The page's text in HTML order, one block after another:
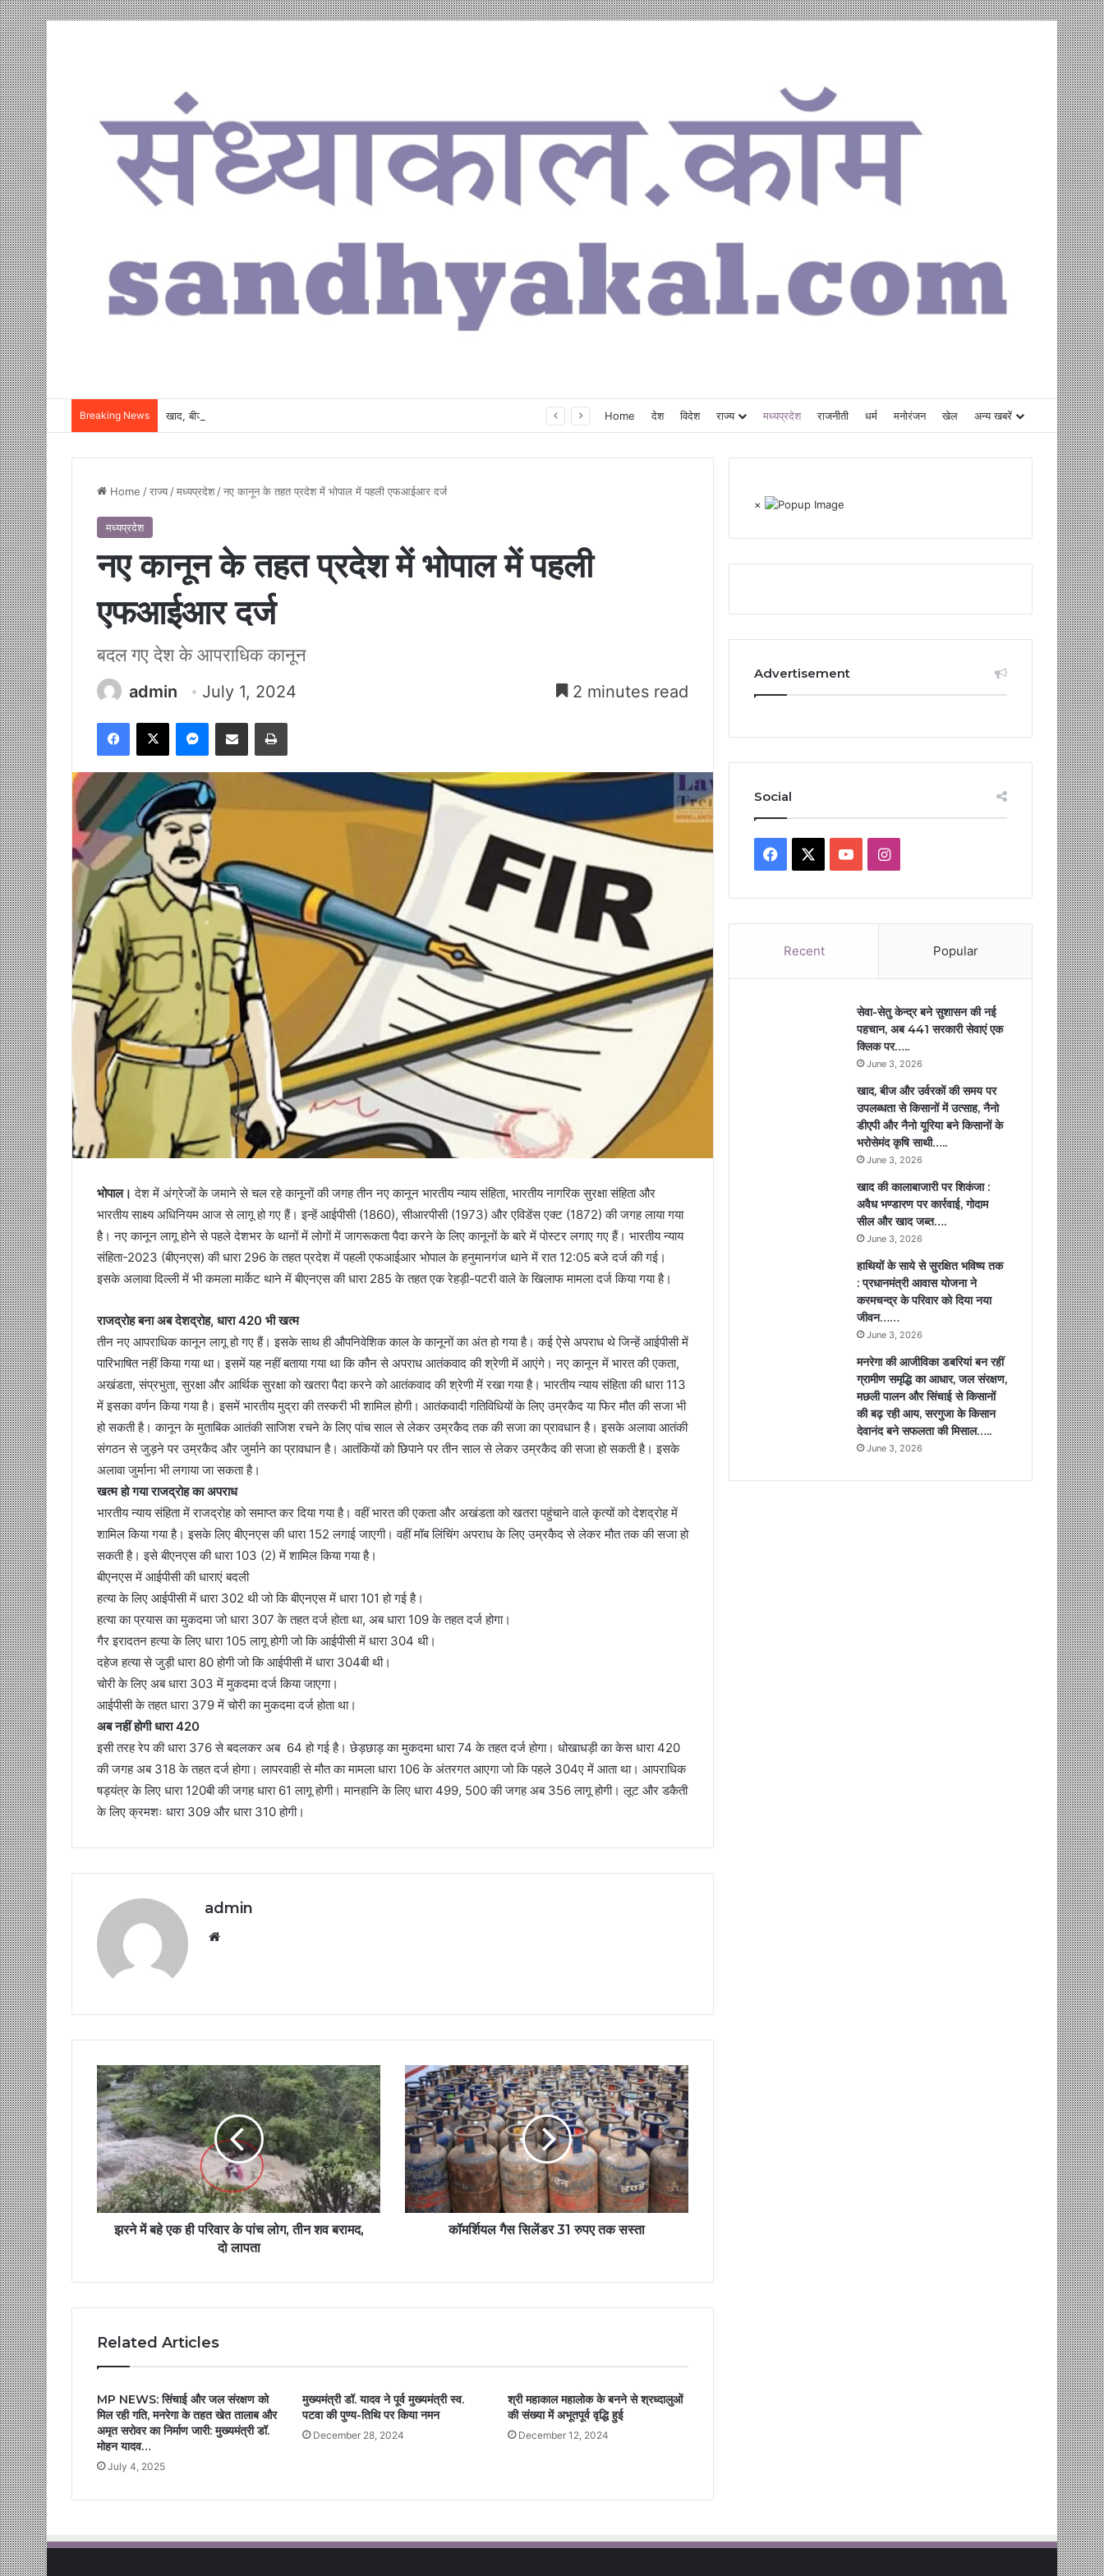
Breaking News Home देश विदेश राज्य मध्यप्रदेश राजनीती धर्म मनोरंजन खेल अन्य खबरें
Home /राज्य /मध्यप्रदेश /नए कानून के तहत प्रदेश में भोपाल में पहली एफआईआर दर्ज
मध्यप्रदेश
नए कानून के तहत प्रदेश में भोपाल में पहली
एफआईआर दर्ज
बदल गए देश के आपराधिक कानून
admin July 1, 2024 2 minutes read
Facebook
X Messenger
Share via Email Print
भोपाल। देश में अंग्रेजों के जमाने से चल रहे कानूनों की जगह तीन नए कानून भारतीय न्याय संहिता, भारतीय नागरिक सुरक्षा संहिता और
भारतीय साक्ष्य अधिनियम आज से लागू हो गए हैं। इन्हें आईपीसी (1860), सीआरपीसी (1973) और एविडेंस एक्ट (1872) की जगह लाया गया
है। नए कानून लागू होने से पहले देशभर के थानों में लोगों में जागरूकता पैदा करने के लिए कानूनों के बारे में पोस्टर लगाए गए हैं। भारतीय न्याय
संहिता-2023 (बीएनएस) की धारा 296 के तहत प्रदेश में पहली एफआईआर भोपाल के हनुमानगंज थाने में रात 12:05 बजे दर्ज की गई।
इसके अलावा दिल्ली में भी कमला मार्केट थाने में बीएनएस की धारा 285 के तहत एक रेहड़ी-पटरी वाले के खिलाफ मामला दर्ज किया गया है।
राजद्रोह बना अब देशद्रोह, धारा 420 भी खत्म
तीन नए आपराधिक कानून लागू हो गए हैं। इसके साथ ही औपनिवेशिक काल के कानूनों का अंत हो गया है। कई ऐसे अपराध थे जिन्हें आईपीसी में
पारिभाषित नहीं किया गया था। इसमें यह नहीं बताया गया था कि कौन से अपराध आतंकवाद की श्रेणी में आएंगे। नए कानून में भारत की एकता,
अखंडता, संप्रभुता, सुरक्षा और आर्थिक सुरक्षा को खतरा पैदा करने को आतंकवाद की श्रेणी में रखा गया है। भारतीय न्याय संहिता की धारा 113
में इसका वर्णन किया गया है। इसमें भारतीय मुद्रा की तस्करी भी शामिल होगी। आतंकवादी गतिविधियों के लिए उम्रकैद या फिर मौत की सजा भी
हो सकती है। कानून के मुताबिक आतंकी साजिश रचने के लिए पांच साल से लेकर उम्रकैद तक की सजा का प्रावधान है। इसके अलावा आतंकी
संगठन से जुड़ने पर उम्रकैद और जुर्माने का प्रावधान है। आतंकियों को छिपाने पर तीन साल से लेकर उम्रकैद की सजा हो सकती है। इसके
अलावा जुर्माना भी लगाया जा सकता है।
खत्म हो गया राजद्रोह का अपराध
भारतीय न्याय संहिता में राजद्रोह को समाप्त कर दिया गया है। वहीं भारत की एकता और अखंडता को खतरा पहुंचाने वाले कृत्यों को देशद्रोह में
शामिल किया गया है। इसके लिए बीएनएस की धारा 152 लगाई जाएगी। वहीं मॉब लिंचिंग अपराध के लिए उम्रकैद से लेकर मौत तक की सजा हो
सकती है। इसे बीएनएस की धारा 103 (2) में शामिल किया गया है।
बीएनएस में आईपीसी की धाराएं बदली
हत्या के लिए आईपीसी में धारा 302 थी जो कि बीएनएस में धारा 101 हो गई है।
हत्या का प्रयास का मुकदमा जो धारा 307 के तहत दर्ज होता था, अब धारा 109 के तहत दर्ज होगा।
गैर इरादतन हत्या के लिए धारा 105 लागू होगी जो कि आईपीसी में धारा 304 थी।
दहेज हत्या से जुड़ी धारा 80 होगी जो कि आईपीसी में धारा 304बी थी।
चोरी के लिए अब धारा 303 में मुकदमा दर्ज किया जाएगा।
आईपीसी के तहत धारा 379 में चोरी का मुकदमा दर्ज होता था।
अब नहीं होगी धारा 420
इसी तरह रेप की धारा 376 से बदलकर अब 64 हो गई है। छेड़छाड़ का मुकदमा धारा 74 के तहत दर्ज होगा। धोखाधड़ी का केस धारा 420
की जगह अब 318 के तहत दर्ज होगा। लापरवाही से मौत का मामला धारा 106 के अंतरगत आएगा जो कि पहले 304ए में आता था। आपराधिक
षड्यंत्र के लिए धारा 120बी की जगह धारा 61 लागू होगी। मानहानि के लिए धारा 499, 500 की जगह अब 356 लागू होगी। लूट और डकैती
के लिए क्रमशः धारा 309 और धारा 310 होगी।
admin
झरने में बहे एक ही परिवार के पांच लोग, तीन शव बरामद,
दो लापता
कॉमर्शियल गैस सिलेंडर 31 रुपए तक सस्ता
Related Articles
MP NEWS: सिंचाई और जल संरक्षण को
मिल रही गति, मनरेगा के तहत खेत तालाब और
अमृत सरोवर का निर्माण जारी: मुख्यमंत्री डॉ.
मोहन यादव…
July 4, 2025
मुख्यमंत्री डॉ. यादव ने पूर्व मुख्यमंत्री स्व.
पटवा की पुण्य-तिथि पर किया नमन
December 28, 2024
श्री महाकाल महालोक के बनने से श्रध्दालुओं
की संख्या में अभूतपूर्व वृद्धि हुई
December 12, 2024
×
Advertisement
Social
Facebook YouTubeInstagram
Recent Popular
सेवा-सेतु केन्द्र बने सुशासन की नई
पहचान, अब 441 सरकारी सेवाएं एक
क्लिक पर…..
June 3, 2026
खाद, बीज और उर्वरकों की समय पर
उपलब्धता से किसानों में उत्साह, नैनो
डीएपी और नैनो यूरिया बने किसानों के
भरोसेमंद कृषि साथी…..
June 3, 2026
खाद की कालाबाजारी पर शिकंजा :
अवैध भण्डारण पर कार्रवाई, गोदाम
सील और खाद जब्त….
June 3, 2026
हाथियों के साये से सुरक्षित भविष्य तक
: प्रधानमंत्री आवास योजना ने
करमचन्द्र के परिवार को दिया नया
जीवन……
June 3, 2026
मनरेगा की आजीविका डबरियां बन रहीं
ग्रामीण समृद्धि का आधार, जल संरक्षण,
मछली पालन और सिंचाई से किसानों
की बढ़ रही आय, सरगुजा के किसान
देवानंद बने सफलता की मिसाल…..
June 3, 2026